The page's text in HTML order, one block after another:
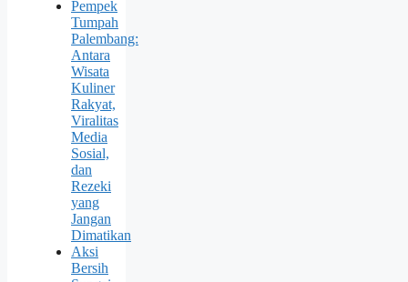
Pempek
Tumpah
Palembang:
Antara
Wisata
Kuliner
Rakyat,
Viralitas
Media
Sosial,
dan
Rezeki
yang
Jangan
Dimatikan
Aksi
Bersih